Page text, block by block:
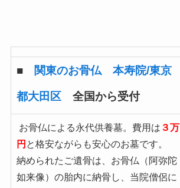
■ 関東のお骨仏 本寿院/東京
都大田区 全国から受付
お骨仏による永代供養墓。費用は ３万
円 と格安ながらも安心のお墓です。
納められたご遺骨は、お骨仏（阿弥陀
如来像）の胎内に納骨し、当院僧侶に